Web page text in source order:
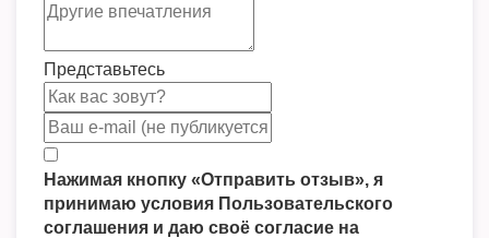
Представьтесь
Нажимая кнопку «Отправить отзыв», я
принимаю условия Пользовательского
соглашения и даю своё согласие на